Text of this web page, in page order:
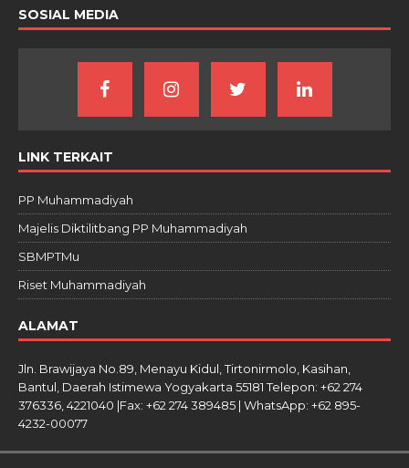
SOSIAL MEDIA
LINK TERKAIT
PP Muhammadiyah
Majelis Diktilitbang PP Muhammadiyah
SBMPTMu
Riset Muhammadiyah
ALAMAT
Jln. Brawijaya No.89, Menayu Kidul, Tirtonirmolo, Kasihan,
Bantul, Daerah Istimewa Yogyakarta 55181 Telepon: +62 274
376336, 4221040 |Fax: +62 274 389485 | WhatsApp: +62 895-
4232-00077